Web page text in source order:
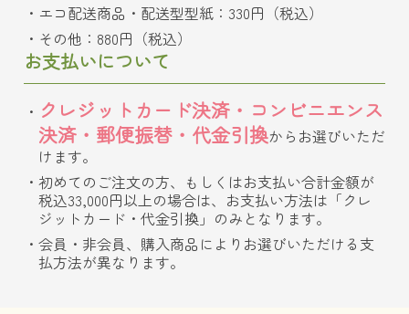
エコ配送商品・配送型型紙：330円（税込）
その他：880円（税込）
お支払いについて
クレジットカード決済・コンビニエンス
決済・郵便振替・代金引換からお選びいただ
けます。
初めてのご注文の方、もしくはお支払い合計金額が
税込33,000円以上の場合は、お支払い方法は「クレ
ジットカード・代金引換」のみとなります。
会員・非会員、購入商品によりお選びいただける支
払方法が異なります。